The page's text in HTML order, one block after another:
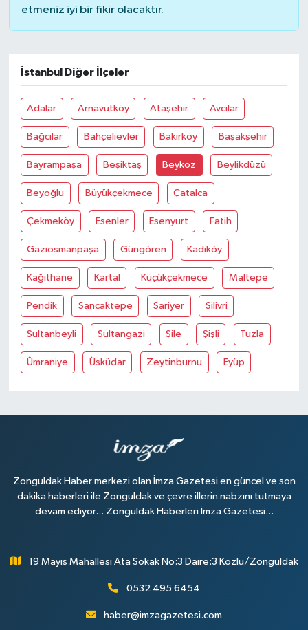
etmeniz iyi bir fikir olacaktır.
İstanbul Diğer İlçeler
Adalar Arnavutköy Ataşehir Avcilar
Bağcilar Bahçelievler Bakirköy Başakşehir
Bayrampaşa Beşiktaş Beykoz Beylikdüzü
Beyoğlu Büyükçekmece Çatalca
Çekmeköy Esenler Esenyurt Fatih
Gaziosmanpaşa Güngören Kadiköy
Kağithane Kartal Küçükçekmece Maltepe
Pendik Sancaktepe Sariyer Silivri
Sultanbeyli Sultangazi Şile Şişli Tuzla
Ümraniye Üsküdar Zeytinburnu Eyüp
Zonguldak Haber merkezi olan İmza Gazetesi en güncel ve son
dakika haberleri ile Zonguldak ve çevre illerin nabzını tutmaya
devam ediyor... Zonguldak Haberleri İmza Gazetesi...
19 Mayıs Mahallesi Ata Sokak No:3 Daire:3 Kozlu/Zonguldak
0532 495 6454
haber@imzagazetesi.com